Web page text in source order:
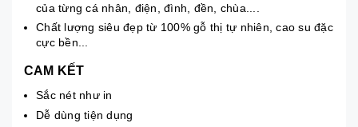
của từng cá nhân, điện, đình, đền, chùa....
Chất lượng siêu đẹp từ 100% gỗ thị tự nhiên, cao su đặc
cực bền...
CAM KẾT
Sắc nét như in
Dễ dùng tiện dụng